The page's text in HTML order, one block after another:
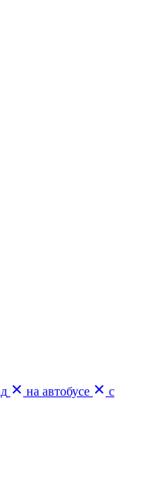
на автобусе
с